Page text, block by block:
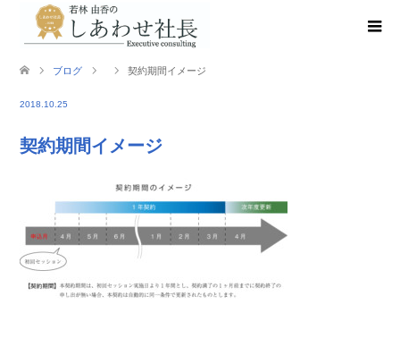
ブログ 契約期間イメージ
2018.10.25
契約期間イメージ